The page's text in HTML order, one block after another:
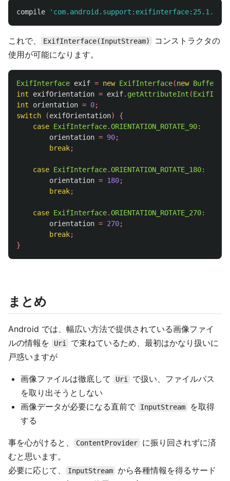
compile 'com.android.support:exifinterface:25.1.1'
これで、 ExifInterface(InputStream)
コンストラクタの
使用が可能になります。
ExifInterface exif = new ExifInterface(new
int
exifOrientation = exif. getAttributeInt (
int
orientation = 0;
switch
(exifOrientation)
{
case ExifInterface.ORIENTATION_ROTATE_90:
orientation = 90;
break;
case ExifInterface.ORIENTATION_ROTATE_180:
orientation = 180;
break;
case ExifInterface.ORIENTATION_ROTATE_270:
orientation = 270;
break;
}
まとめ
Android では、幅広い方法で提供されている画像ファイ
ルの情報を
Uri
で束ねているため、最初はかなり扱いに
戸惑いますが
画像ファイルは徹底して Uri
で扱い、ファイルパス
を取り出そうとしない
画像データが必要になる直前で
InputStream
を取得
する
事を心がけると、 ContentProvider
に振り回されずに済
むと思います。
必要に応じて、
InputStream から各種情報を得るサード